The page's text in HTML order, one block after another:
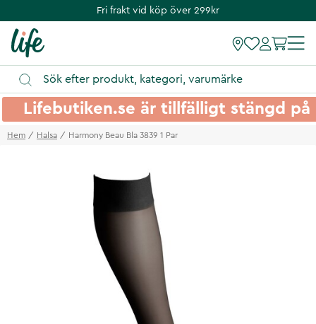
Fri frakt vid köp över 299kr
Lifebutiken.se är tillfälligt stängd
Hem Halsa Harmony Beau Bla 3839 1 Par